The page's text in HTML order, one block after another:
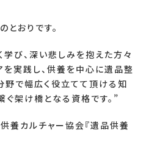
おりです。
び、深い悲しみを抱えた方々
を実践し、供養を中心に遺品整
野で幅広く役立てて頂ける知
架け橋となる資格です。 ”
カルチャー協会『遺品供養